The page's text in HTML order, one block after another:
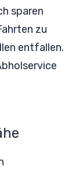
sparen
zu
entfallen.